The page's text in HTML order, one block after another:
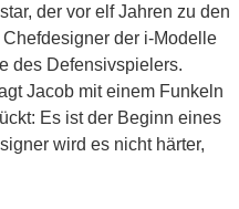
der vor elf Jahren zu den
der i-Modelle
des Defensivspielers.
Jacob mit einem Funkeln
Es ist der Beginn eines
wird es nicht härter,